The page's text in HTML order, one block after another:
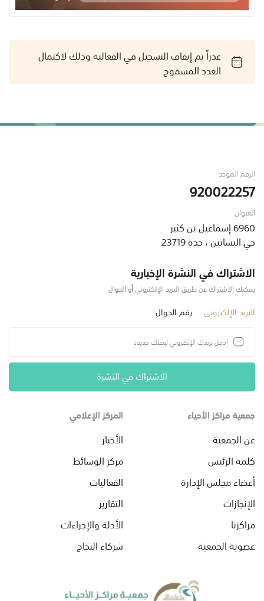
عذراً تم إيقاف التسجيل في الفعالية وذلك لاكتمال
العدد المسموح
الرقم الموحد
920022257
العنوان
6960 إسماعيل بن كثير
حي البساتين ، جدة 23719
الاشتراك في النشرة الإخبارية
يمكنك الاشتراك عن طريق البريد الإلكتروني أو الجوال
البريد الإلكتروني رقم الجوال
الاشتراك في النشرة
جمعية مراكز الأحياء
عن الجمعية
كلمة الرئيس
أعضاء مجلس الإدارة
الإنجازات
مراكزنا
عضوية الجمعية
المركز الإعلامي
الأخبار
مركز الوسائط
الفعاليات
التقارير
الأدلة والإجراءات
شركاء النجاح